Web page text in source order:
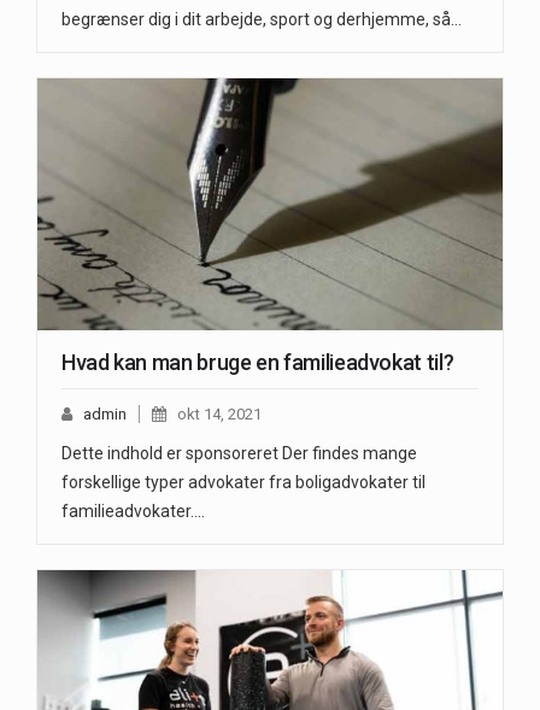
begrænser dig i dit arbejde, sport og derhjemme, så…
Hvad kan man bruge en familieadvokat til?
admin okt 14, 2021
Dette indhold er sponsoreret Der findes mange
forskellige typer advokater fra boligadvokater til
familieadvokater.…